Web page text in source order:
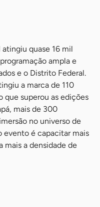
quase 16 mil
ampla e
e o Distrito Federal.
a marca de 110
que superou as edições
mais de 300
no universo de
evento é capacitar mais
mais a densidade de